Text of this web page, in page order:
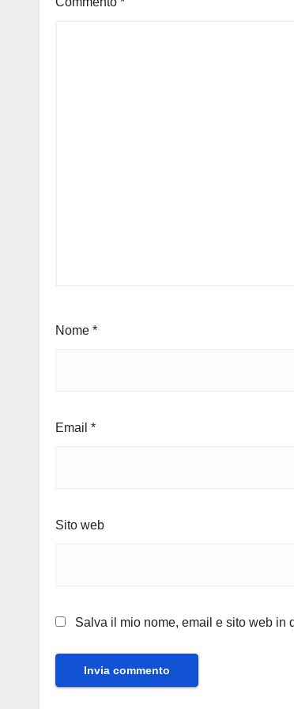
Nome *
Email *
Sito web
Salva il mio nome, email e sito web in